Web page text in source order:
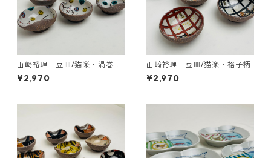
山﨑裕理 豆皿/猫楽・渦巻き
ドット柄
¥2,970
山﨑裕理 豆皿/猫楽・格子柄
¥2,970